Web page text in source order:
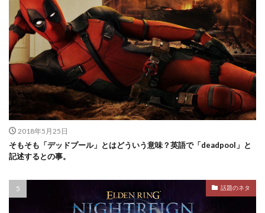
2018年5月25日
そもそも「デッドプール」とはどういう意味？英語で「deadpool」と
記述するとの事。
話題のネタ